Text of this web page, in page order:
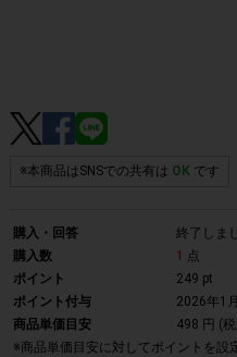
※本商品はSNSでの共有は OKです
購入・回答
終了しま
購入数
1
点
ポイント
249 pt
ポイント付与
2026年1
商品単価目安
498 円 (
※商品単価目安に対してポイントを設